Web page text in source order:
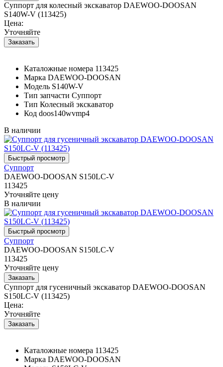
Суппорт для колесный экскаватор DAEWOO-DOOSAN
S140W-V (113425)
Цена:
Уточняйте
Каталожные номера 113425
Марка DAEWOO-DOOSAN
Модель S140W-V
Тип запчасти Суппорт
Тип Колесный экскаватор
Код doos140wvmp4
В наличии
Суппорт
DAEWOO-DOOSAN S150LC-V
113425
Уточняйте цену
В наличии
Суппорт
DAEWOO-DOOSAN S150LC-V
113425
Уточняйте цену
Суппорт для гусеничный экскаватор DAEWOO-DOOSAN
S150LC-V (113425)
Цена:
Уточняйте
Каталожные номера 113425
Марка DAEWOO-DOOSAN